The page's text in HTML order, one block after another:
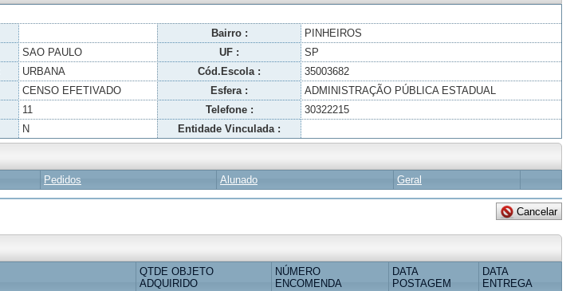
Bairro :
PINHEIROS
SAO PAULO UF :
SP
URBANA Cód.Escola :
35003682
CENSO EFETIVADO Esfera :
ADMINISTRAÇÃO PÚBLICA ESTADUAL
11 Telefone :
30322215
N Entidade Vinculada :
Pedidos Alunado Geral
QTDE OBJETO
ADQUIRIDO
NÚMERO
ENCOMENDA
DATA
POSTAGEM
DATA
ENTREGA